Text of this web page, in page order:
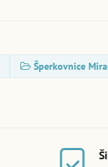
Šperkovnice